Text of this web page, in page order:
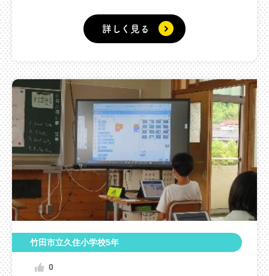
詳しく見る
竹田市立久住小学校5年
0